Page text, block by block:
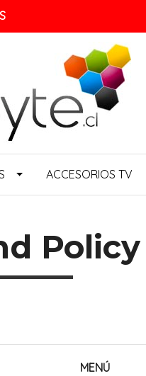
ACCESORIOS TV
Policy
MENÚ